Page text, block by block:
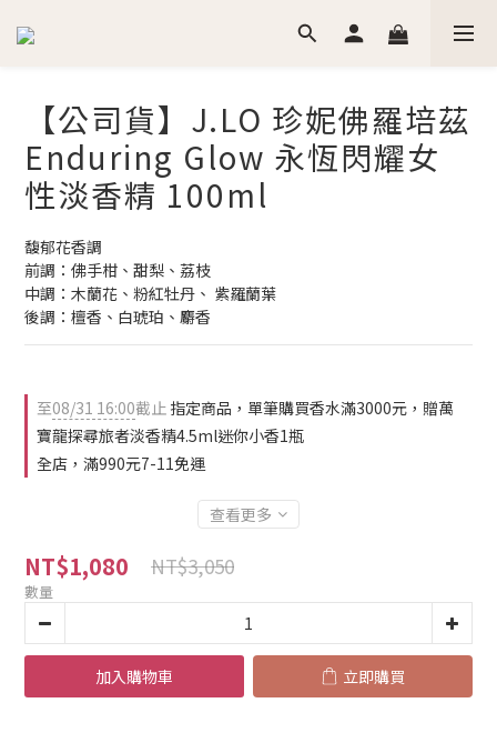
【公司貨】J.LO 珍妮佛羅培茲
Enduring Glow 永恆閃耀女
性淡香精 100ml
馥郁花香調
前調：佛手柑、甜梨、荔枝
中調：木蘭花、粉紅牡丹、 紫羅蘭葉
後調：檀香、白琥珀、麝香
至08/31 16:00截止 指定商品，單筆購買香水滿3000元，贈萬
寶龍探尋旅者淡香精4.5ml迷你小香1瓶
全店，滿990元7-11免運
查看更多
NT$1,080 NT$3,050
數量
加入購物車 立即購買